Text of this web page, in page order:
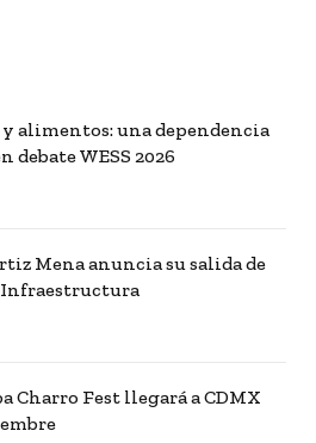
alimentos: una dependencia
debate WESS 2026
Mena anuncia su salida de
Infraestructura
Charro Fest llegará a CDMX